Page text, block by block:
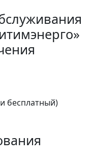
бесплатный)